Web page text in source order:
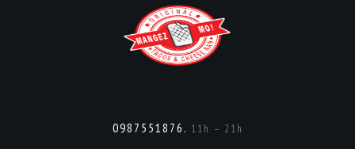
0987551876. 11h – 21h